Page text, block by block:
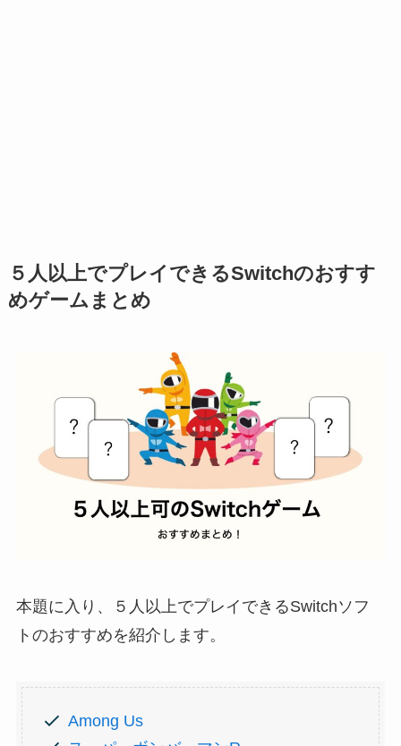
５人以上でプレイできるSwitchのおすす
めゲームまとめ
本題に入り、５人以上でプレイできるSwitchソフ
トのおすすめを紹介します。
Among Us